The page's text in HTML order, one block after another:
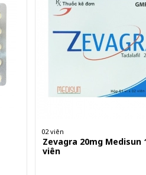
02 viên
Zevagra 20mg Medisun
viên